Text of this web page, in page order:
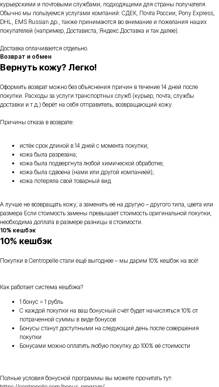
курьерскими и почтовыми службами, подходящими для страны получателя.
Обычно мы пользуемся услугами компаний: СДЕК, Почта России, Pony Express,
DHL, EMS Russian др., также принимаются во внимание и пожелания наших
покупателей (например, Достависта, Яндекс.Доставка и так далее).
Доставка оплачивается отдельно.
Возврат и обмен
Вернуть кожу? Легко!
Оформить возврат можно без объяснения причин в течение 14 дней после
покупки. Расходы за услуги транспортных служб (курьер, почта, службы
доставки и т.д.) берёт на себя отправитель, возвращающий кожу.
Причины отказа в возврате:
истёк срок длиной в 14 дней с момента покупки;
кожа была разрезана;
кожа была подвергнута любой химической обработке;
кожа была сдвоена (нами или другой компанией);
кожа потеряла свой товарный вид
А лучше не возвращать кожу, а заменить её на другую – другого типа, цвета или
размера Если стоимость замены превышает стоимость оригинальной покупки,
необходима доплата в размере разницы в стоимости.
10% кешбэк
10% кешбэк
Покупки в Centropelle стали ещё выгоднее – мы дарим 10% кешбэк на всё!
Как работает система кешбэка?
1 бонус = 1 рубль
С каждой покупки на ваш бонусный счёт будет начисляться 10% от
потраченной суммы в виде бонусов
Бонусы станут доступными на следующий день после совершения
покупки
Бонусами можно оплатить любую покупку до 100% её стоимости
Полные условия бонусной программы вы можете прочитать тут: